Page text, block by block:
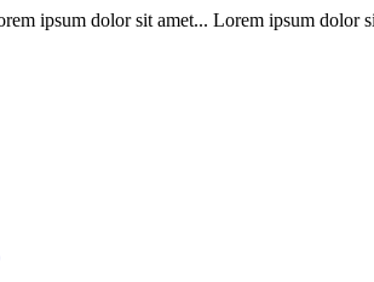
ipsum dolor sit amet... Lorem ipsum dolor